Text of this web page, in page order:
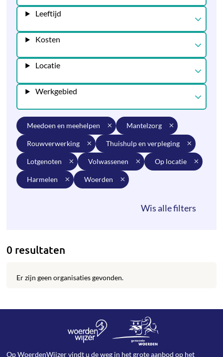
Leeftijd
Kosten
Locatie
Werkgebied
meedoen en meehelpen mantelzorg
rouwverwerking thuishulp en verpleging
lotgenoten volwassenen op locatie
harmelen woerden
0 resultaten
Er zijn geen organisaties gevonden.
Op WoerdenWijzer vindt u de weg in het grote aanbod op het